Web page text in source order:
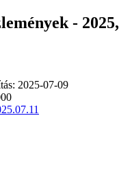
- 2025,
2025-07-09